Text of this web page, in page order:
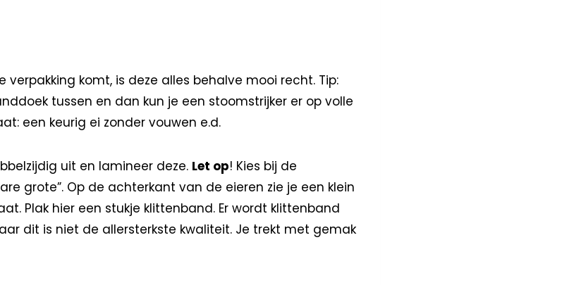
komt, is deze alles behalve mooi recht. Tip:
tussen en dan kun je een stoomstrijker er op volle
een keurig ei zonder vouwen e.d.
uit en lamineer deze. Let op! Kies bij de
grote”. Op de achterkant van de eieren zie je een klein
Plak hier een stukje klittenband. Er wordt klittenband
dit is niet de allersterkste kwaliteit. Je trekt met gemak